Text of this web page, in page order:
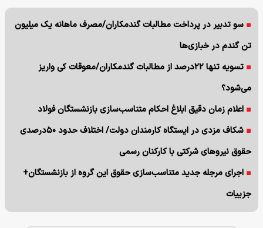
سو تدبیر در پرداخت مطالبات گندمکاران/مصرف ماهانه یک میلیون
تن گندم در خبازی‌ها
تسویه تنها ۲۲درصد از مطالبات گندمکاران/معوقات کی واریز
می‌شود؟
اعلام زمان دقیق ابلاغ احکام متناسب‌سازی بازنشستگان فولاد
شکاف مزدی در ایستگاه کارمندان دولت/ اختلاف حدود ۵۰درصدی
حقوق نیروهای شرکتی با کارکنان رسمی
اجرای مرجله جدید متناسب‌سازی حقوق این گروه از بازنشستگان+
جزییات